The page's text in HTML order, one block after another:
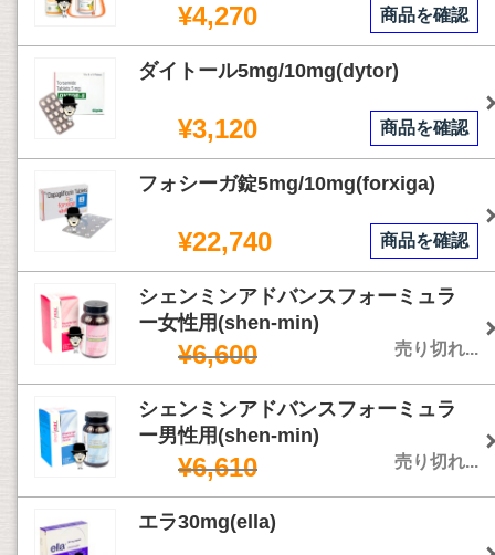
¥4,270 商品を確認
ダイトール5mg/10mg(dytor)
¥3,120 商品を確認
フォシーガ錠5mg/10mg(forxiga)
¥22,740 商品を確認
シェンミンアドバンスフォーミュラ
ー女性用(shen-min)
¥6,600 売り切れ...
シェンミンアドバンスフォーミュラ
ー男性用(shen-min)
¥6,610 売り切れ...
エラ30mg(ella)